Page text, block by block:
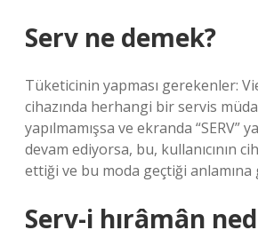
Serv ne demek?
Tüketicinin yapması gerekenler:
cihazında herhangi bir servis
yapılmamışsa ve ekranda “SERV”
devam ediyorsa, bu, kullanıcının
ettiği ve bu moda geçtiği anlamına
Serv-i hırâmân